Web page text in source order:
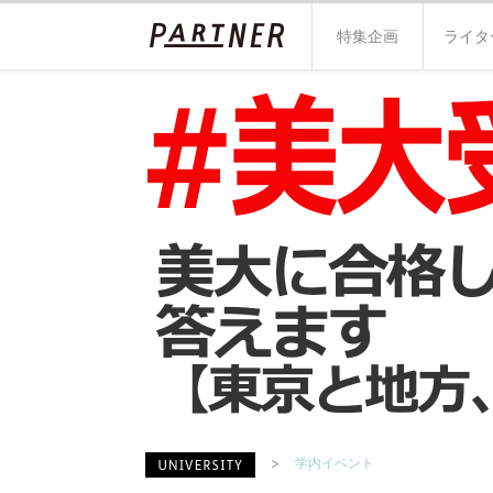
特集企画 ライタ
学内イベント